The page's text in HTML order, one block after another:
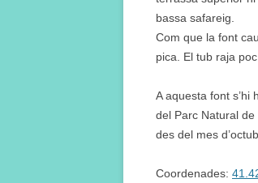
bassa safareig.
Com que la font
pica. El tub raja
A aquesta font s’hi
del Parc Natural
des del mes
Coordenades: